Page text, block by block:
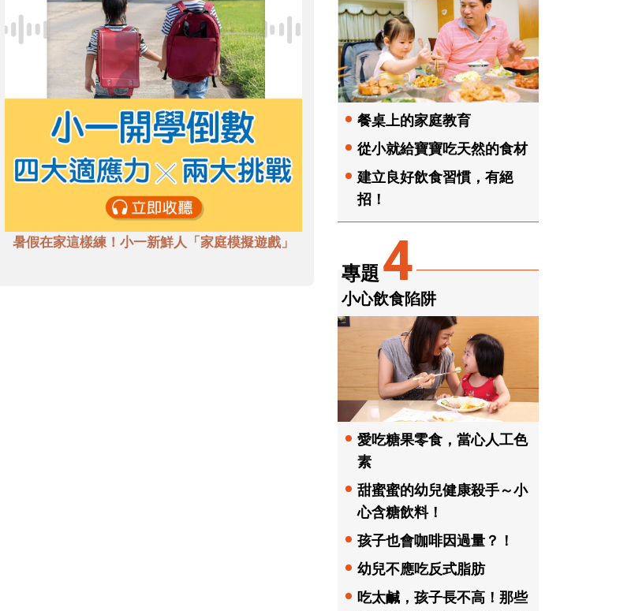
暑假在家這樣練！小一新鮮人「家庭模擬遊戲」
餐桌上的家庭教育
從小就給寶寶吃天然的食材
建立良好飲食習慣，有絕
招！
專題4
小心飲食陷阱
愛吃糖果零食，當心人工色
素
甜蜜蜜的幼兒健康殺手～小
心含糖飲料！
孩子也會咖啡因過量？！
幼兒不應吃反式脂肪
吃太鹹，孩子長不高！那些